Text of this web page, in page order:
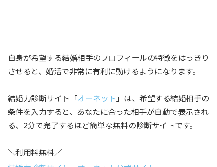
自身が希望する結婚相手のプロフィールの特徴をはっきり
させると、婚活で非常に有利に動けるようになります。
結婚力診断サイト「オーネット 」は、希望する結婚相手の
条件を入力すると、あなたに合った相手が自動で表示され
る、2分で完了するほど簡単な無料の診断サイトです。
＼利用料無料／